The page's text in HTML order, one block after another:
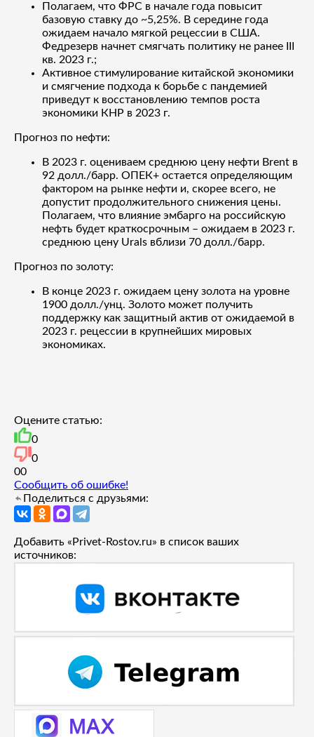
Полагаем, что ФРС в начале года повысит
базовую ставку до ~5,25%. В середине года
ожидаем начало мягкой рецессии в США.
Федрезерв начнет смягчать политику не ранее III
кв. 2023 г.;
Активное стимулирование китайской экономики
и смягчение подхода к борьбе с пандемией
приведут к восстановлению темпов роста
экономики КНР в 2023 г.
Прогноз по нефти:
В 2023 г. оцениваем среднюю цену нефти Brent в
92 долл./барр. ОПЕК+ остается определяющим
фактором на рынке нефти и, скорее всего, не
допустит продолжительного снижения цены.
Полагаем, что влияние эмбарго на российскую
нефть будет краткосрочным – ожидаем в 2023 г.
среднюю цену Urals вблизи 70 долл./барр.
Прогноз по золоту:
В конце 2023 г. ожидаем цену золота на уровне
1900 долл./унц. Золото может получить
поддержку как защитный актив от ожидаемой в
2023 г. рецессии в крупнейших мировых
экономиках.
Оцените статью:
0
0
00
Сообщить об ошибке!
Поделиться с друзьями:
Добавить «Privet-Rostov.ru» в список ваших
источников: